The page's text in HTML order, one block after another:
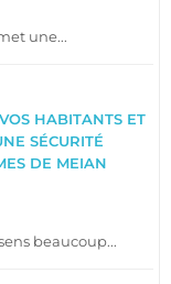
une...
HABITANTS ET
SÉCURITÉ
DE MEIAN
beaucoup...